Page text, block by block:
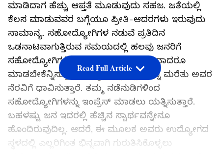
ಮಾಡಿದಾಗ ಹೆಚ್ಚು ಆಪ್ತತೆ ಮೂಡುವುದು ಸಹಜ. ಜತೆಯಲ್ಲಿ
ಕೆಲಸ ಮಾಡುವವರ ಬಗ್ಗೆಯೂ ಪ್ರೀತಿ-ಆದರಗಳು ಇರುವುದು
ಸಾಮಾನ್ಯ. ಸಹೋದ್ಯೋಗಿಗಳ ನಡುವೆ ಪ್ರತಿದಿನ
ಒಡನಾಟವಾಗುತ್ತಿರುವ ಸಮಯದಲ್ಲಿ ಹಲವು ಜನರಿಗೆ
ಸಹೋದ್ಯೋಗಿಗಳಿಗಾಗಿ, ಅವರ ಖುಷಿಗಾಗಿ ಏನಾದರೂ
ಮಾಡಬೇಕೆನ್ನಿಸುತ್ತದೆ. ತಮ್ಮ ಇಷ್ಟಾನಿಷ್ಟಗಳನ್ನು ಮರೆತು ಅವರ
ನೆರವಿಗೆ ಧಾವಿಸುತ್ತಾರೆ. ತಮ್ಮ ನಡೆನುಡಿಗಳಿಂದ
ಸಹೋದ್ಯೋಗಿಗಳನ್ನು ಇಂಪ್ರೆಸ್ ಮಾಡಲು ಯತ್ನಿಸುತ್ತಾರೆ.
ಬಹಳಷ್ಟು ಜನ ಇದರಲ್ಲಿ ಹೆಚ್ಚಿನ ಸ್ವಾರ್ಥವನ್ನೇನೂ
ಹೊಂದಿರುವುದಿಲ್ಲ. ಆದರೆ, ಈ ಮೂಲಕ ಅವರು ಉದ್ಯೋಗದ
ಸ್ಥಳದಲ್ಲಿ ಎಲ್ಲರಿಗಿಂತ ಭಿನ್ನವಾಗಿ ಗುರುತಿಸಿಕೊಳ್ಳಲು
Read Full Article